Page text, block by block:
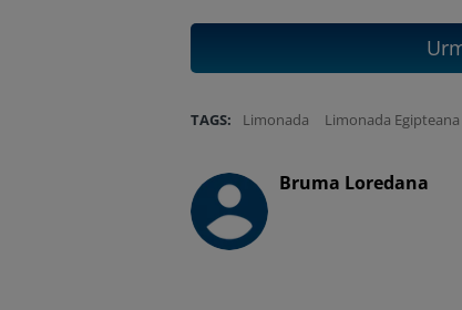
TAGS: Limonada Limonada Egipteana
Bruma Loredana